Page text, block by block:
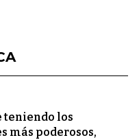
teniendo los
más poderosos,